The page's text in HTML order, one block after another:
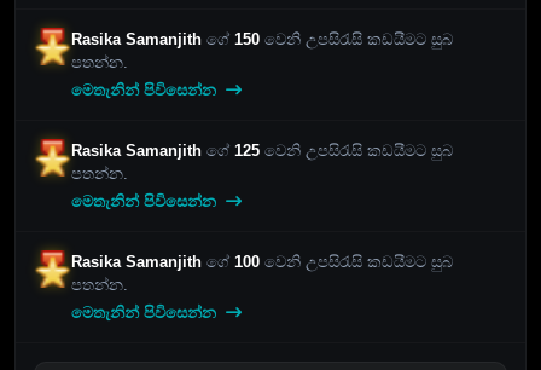
Rasika Samanjithගේ150 වෙනි උපසිරැසි කඩයීමට සුබ
පතන්න.
මෙතැනින් පිවිසෙන්න
Rasika Samanjithගේ125 වෙනි උපසිරැසි කඩයීමට සුබ
පතන්න.
මෙතැනින් පිවිසෙන්න
Rasika Samanjithගේ100 වෙනි උපසිරැසි කඩයීමට සුබ
පතන්න.
මෙතැනින් පිවිසෙන්න